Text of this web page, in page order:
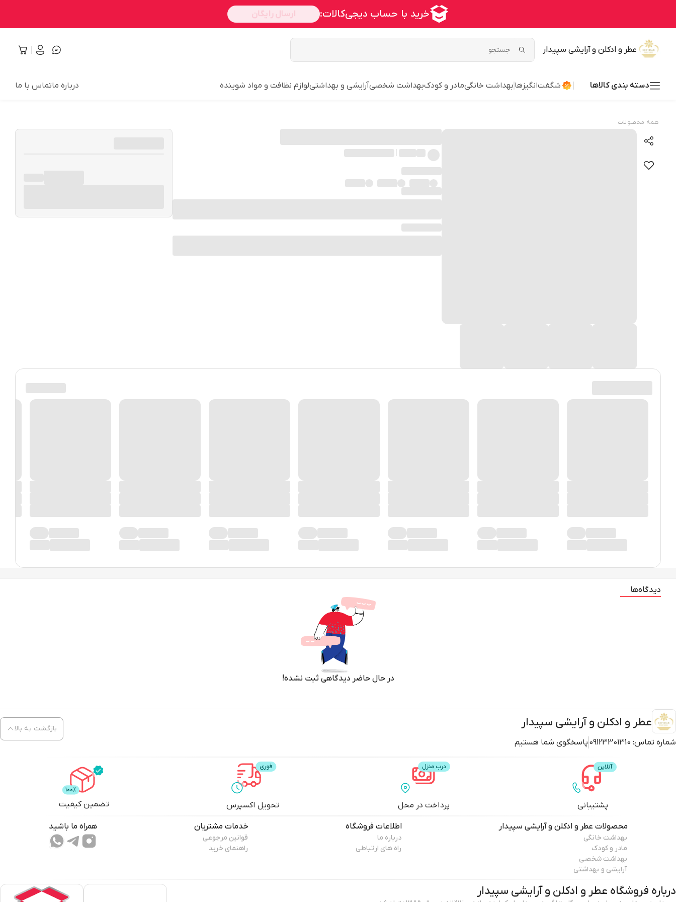
عطر و ادکلن و آرایشی سپیدار
دسته بندی کالاها شگفت‌انگیزها بهداشت خانگیمادر و کودکبهداشت شخصیآرایشی و بهداشتیلوازم نظافت و مواد شوینده درباره ماتماس با ما
همه محصولات
دیدگاه‌ها
در حال حاضر دیدگاهی ثبت نشده!
عطر و ادکلن و آرایشی سپیدار
شماره تماس: 09123301310 پاسخگوی شما هستیم
بازگشت به بالا
پشتیبانی پرداخت در محل تحویل اکسپرس تضمین کیفیت
محصولات عطر و ادکلن و آرایشی سپیدار
بهداشت خانگی
مادر و کودک
بهداشت شخصی
آرایشی و بهداشتی
اطلاعات فروشگاه
درباره ما
راه های ارتباطی
خدمات مشتریان
قوانین مرجوعی
راهنمای خرید
همراه ما باشید
درباره فروشگاه عطر و ادکلن و آرایشی سپیدار